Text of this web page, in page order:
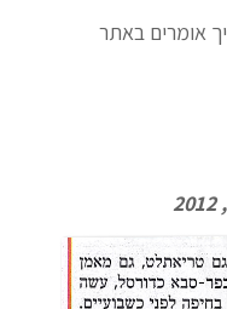
אומרים באתר